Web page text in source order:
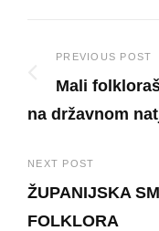
Post
navigation
PREVIOUS POST
Mali
na državnom
Post
NEXT POST
ŽUPANIJSKA
FOLKLORA